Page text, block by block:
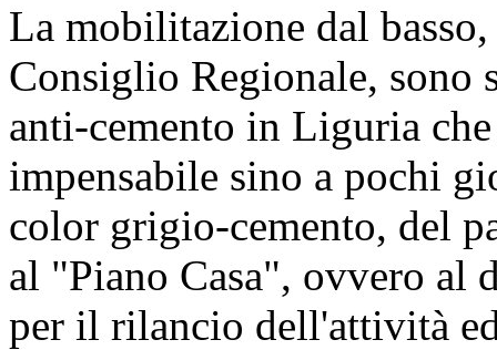
La mobilitazione dal
Consiglio Regionale, sono
anti-cemento in Liguria
impensabile sino a pochi
color grigio-cemento, del
al "Piano Casa", ovvero al
per il rilancio dell'attività